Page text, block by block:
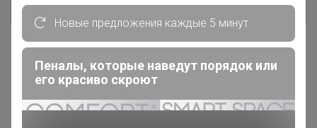
Реклама
Новые предложения каждые 5 минут
Пеналы, которые наведут порядок или
его красиво скроют